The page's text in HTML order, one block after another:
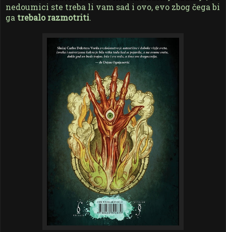
nedoumici ste treba li vam sad i ovo, evo zbog čega bi
ga trebalo razmotriti.